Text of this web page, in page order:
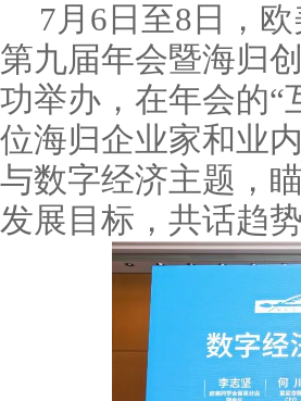
7月6日至8日，
第九届年会暨海归
功举办，在年会的“
位海归企业家和业
与数字经济主题，
发展目标，共话趋